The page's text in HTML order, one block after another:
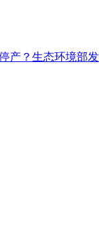
产？生态环境部